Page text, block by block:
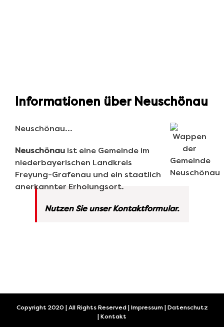
Informationen über Neuschönau
Neuschönau…
Neuschönau ist eine Gemeinde im
niederbayerischen Landkreis
Freyung-Grafenau und ein staatlich
anerkannter Erholungsort.
Nutzen Sie unser Kontaktformular.
Copyright 2020 | All Rights Reserved | Impressum| Datenschutz
Kontakt